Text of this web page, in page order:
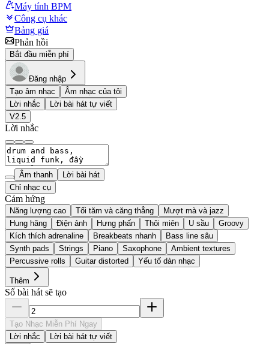
Máy tính BPM
Công cụ khác
Bảng giá
Phản hồi
Bắt đầu miễn phí
Đăng nhập
Tạo âm nhạc
Âm nhạc của tôi
Lời nhắc
Lời bài hát tự viết
V2.5
Lời nhắc
Âm thanh
Lời bài hát
Chỉ nhạc cụ
Cảm hứng
Năng lượng cao Tối tăm và căng thẳng
Mượt mà và jazz
Hung hăng
Điện ảnh Hưng phấn Thôi miên U sầu
Groovy
Kích thích adrenaline
Breakbeats nhanh
Bass line sâu
Synth pads
Strings Piano Saxophone
Ambient textures
Percussive rolls
Guitar distorted Yếu tố dàn nhạc
Thêm
Số bài hát sẽ tạo
Tạo Nhạc Miễn Phí Ngay
Lời nhắc
Lời bài hát tự viết